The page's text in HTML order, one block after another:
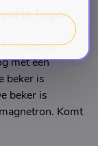
logo
Zweinstein
met een
beker is
beker is
Komt